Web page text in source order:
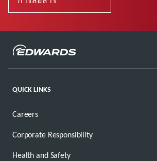
QUICK LINKS
Careers
Corporate Responsibility
Health and Safety